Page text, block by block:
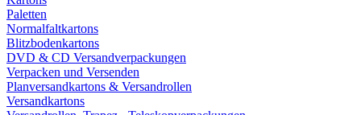
Paletten
Normalfaltkartons
Blitzbodenkartons
DVD & CD Versandverpackungen
Verpacken und Versenden
Planversandkartons & Versandrollen
Versandkartons